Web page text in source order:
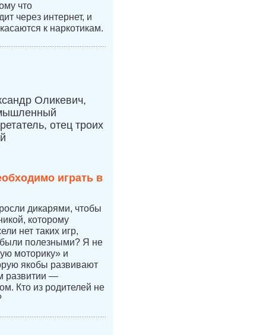
что
через интернет, и
к наркотикам.
Оликевич,
отец троих
играть в
дикарями, чтобы
которому
нет таких игр,
полезными? Я не
моторику» и
якобы развивают
развитии —
Кто из родителей не